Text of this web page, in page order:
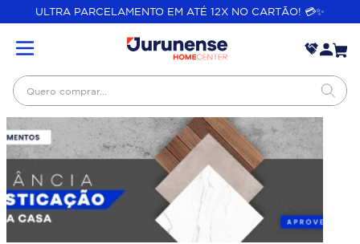
ULTRA PARCELAMENTO EM ATÉ 12X NO CARTÃO! 💳✨
Quero comprar...